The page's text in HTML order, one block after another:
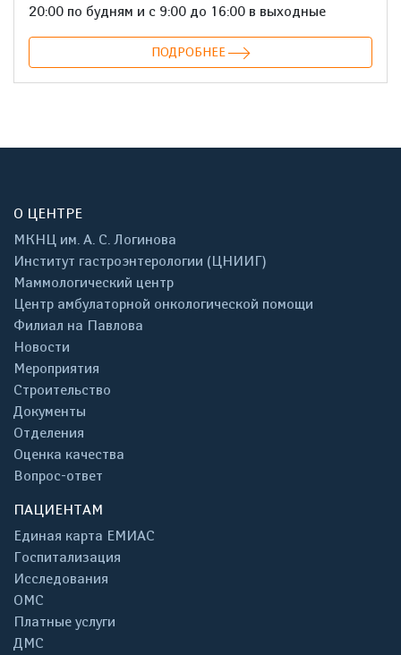
20:00 по будням и с 9:00 до 16:00 в выходные
ПОДРОБНЕЕ
О ЦЕНТРЕ
МКНЦ им. А. С. Логинова
Институт гастроэнтерологии (ЦНИИГ)
Маммологический центр
Центр амбулаторной онкологической помощи
Филиал на Павлова
Новости
Мероприятия
Строительство
Документы
Отделения
Оценка качества
Вопрос-ответ
ПАЦИЕНТАМ
Единая карта ЕМИАС
Госпитализация
Исследования
ОМС
Платные услуги
ДМС